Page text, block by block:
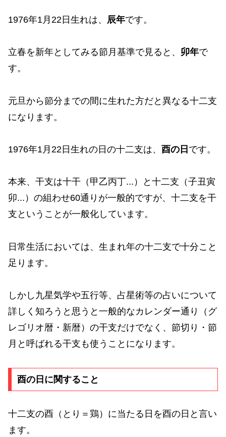
1976年1月22日生れは、 辰年です。
立春を新年としてみる節月基準で見ると、 卯年で
す。
元旦から節分までの間に生れた方だと異なる十二支
になります。
1976年1月22日生れの日の十二支は、 酉の日 です。
本来、干支は十干（甲乙丙丁...）と十二支（子丑寅
卯...）の組わせ60通りが一般的ですが、十二支を干
支ということが一般化しています。
日常生活においては、生まれ年の十二支で十分こと
足ります。
しかし九星気学や五行等、占星術等の占いについて
詳しく知ろうと思うと一般的なカレンダー通り（グ
レゴリオ暦・新暦）の干支だけでなく、節切り・節
月と呼ばれる干支も使うことになります。
酉の日に関すること
十二支の酉（とり＝鶏）に当たる日を酉の日と言い
ます。